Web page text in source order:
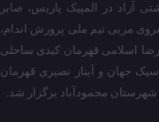
آزاد در المپیک پاریس، صابر
مربی تیم ملی پرورش اندام،
رضا اسلامی قهرمان کبدی ساحلی
جهان و آیناز نصیری قهرمان
محمودآباد برگزار شد.